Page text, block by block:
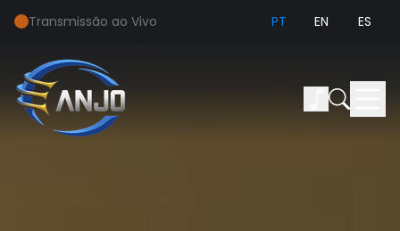
Transmissão ao Vivo PT EN ES